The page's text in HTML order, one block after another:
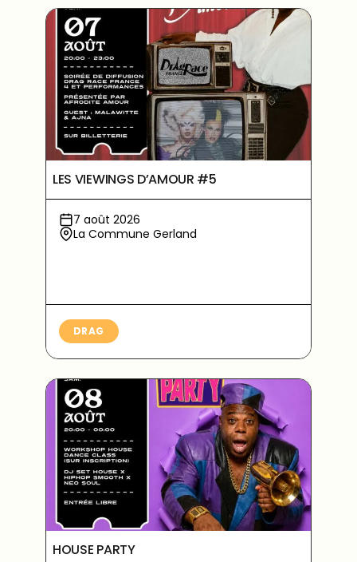
LES VIEWINGS D’AMOUR #5
7 août 2026
La Commune Gerland
DRAG
HOUSE PARTY